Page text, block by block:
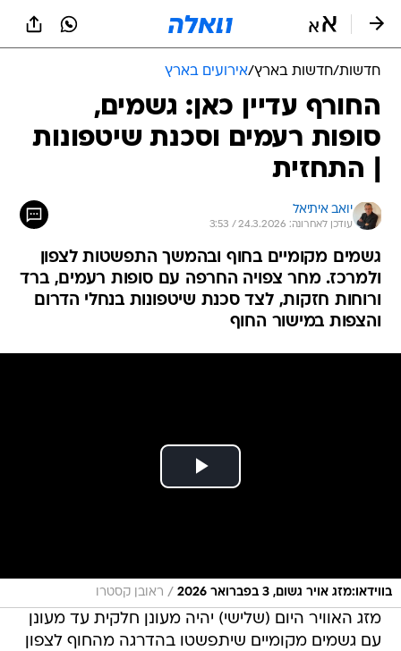
חדשות/חדשות בארץ/אירועים בארץ
החורף עדיין כאן: גשמים,
סופות רעמים וסכנת שיטפונות
| התחזית
יואב איתיאל
עודכן לאחרונה: 24.3.2026 / 3:53
גשמים מקומיים בחוף ובהמשך התפשטות לצפון
ולמרכז. מחר צפויה החרפה עם סופות רעמים, ברד
ורוחות חזקות, לצד סכנת שיטפונות בנחלי הדרום
והצפות במישור החוף
בווידאו:מזג אויר גשום, 3 בפברואר 2026 / ראובן קסטרו
מזג האוויר היום (שלישי) יהיה מעונן חלקית עד מעונן
עם גשמים מקומיים שיתפשטו בהדרגה מהחוף לצפון